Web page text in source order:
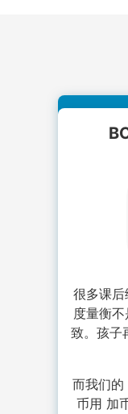
很多课后
度量衡
致。孩子
而我们
币用 加